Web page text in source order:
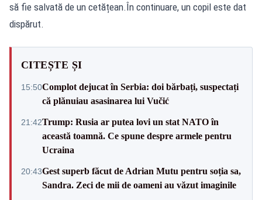
să fie salvată de un cetățean.În continuare, un copil este dat
dispărut.
CITEȘTE ȘI
15:50Complot dejucat în Serbia: doi bărbați, suspectați
că plănuiau asasinarea lui Vučić
21:42Trump: Rusia ar putea lovi un stat NATO în
această toamnă. Ce spune despre armele pentru
Ucraina
20:43Gest superb făcut de Adrian Mutu pentru soția sa,
Sandra. Zeci de mii de oameni au văzut imaginile